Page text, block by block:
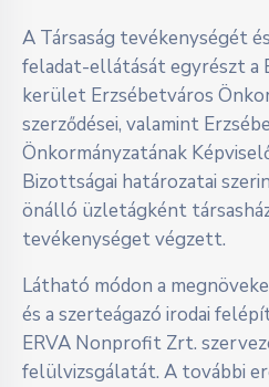
A Társaság tevékenységét
feladat-ellátását egyrészt a
kerület Erzsébetváros
szerződései, valamint
Önkormányzatának
Bizottságai határozatai
önálló üzletágként
tevékenységet végzett.
Látható módon a
és a szerteágazó irodai
ERVA Nonprofit Zrt.
felülvizsgálatát. A további